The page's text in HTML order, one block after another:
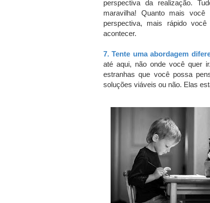
perspectiva da realização.
maravilha! Quanto mais
perspectiva, mais rápido
acontecer.
7.Tente uma abordagem
até aqui, não onde você quer ir.
estranhas que você possa
soluções viáveis ​​ou não. Elas